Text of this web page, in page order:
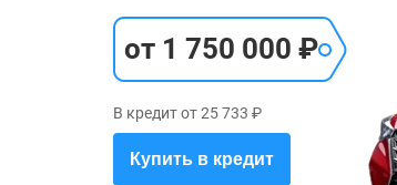
от 1 750 000 ₽
В кредит от 25 733 ₽
Купить в кредит